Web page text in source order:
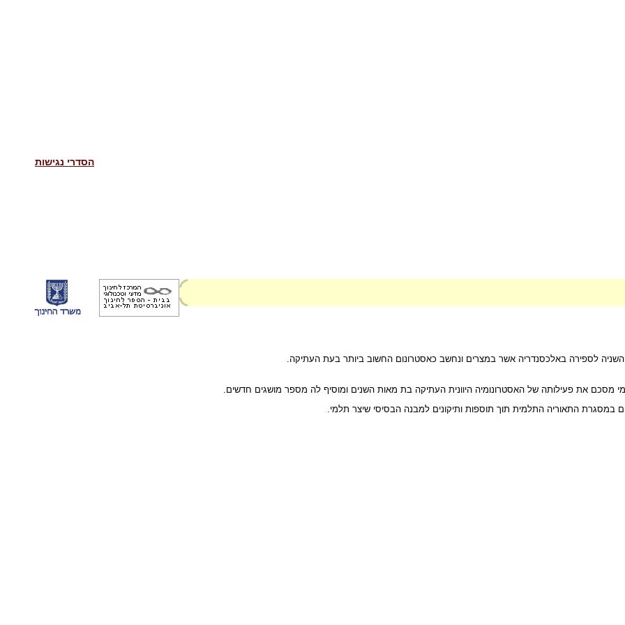
הסדרי נגישות
לספירה באלכסנדריה אשר במצרים ונחשב כאסטרונום החשוב ביותר בעת העתיקה.
את פעילותה של האסטרונומיה היוונית העתיקה בת מאות השנים ומוסיף לה מספר מושגים חדשים.